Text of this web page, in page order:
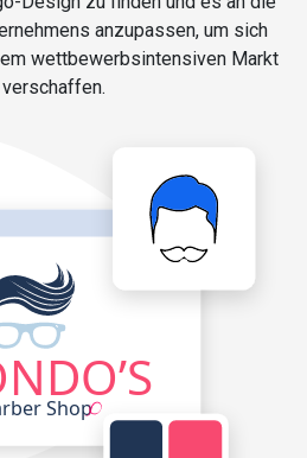
anzupassen, um sich
wettbewerbsintensiven Markt